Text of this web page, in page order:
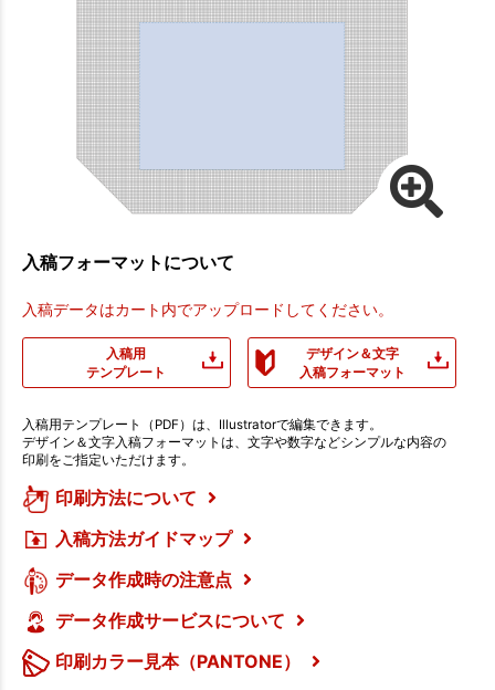
入稿フォーマットについて
入稿データはカート内でアップロードしてください。
入稿用
テンプレート
デザイン＆文字
入稿フォーマット
入稿用テンプレート（PDF）は、Illustratorで編集できます。
デザイン＆文字入稿フォーマットは、文字や数字などシンプルな内容の
印刷をご指定いただけます。
印刷方法について
入稿方法ガイドマップ
データ作成時の注意点
データ作成サービスについて
印刷カラー見本（PANTONE）